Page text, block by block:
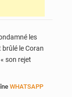
les
le Coran
son rejet
WHATSAPP